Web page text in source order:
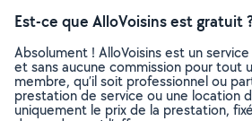
Est-ce que AlloVoisins est gratuit
Absolument ! AlloVoisins est un
et sans aucune commission pour tout
membre, qu’il soit professionnel ou
prestation de service ou une location
uniquement le prix de la prestation,